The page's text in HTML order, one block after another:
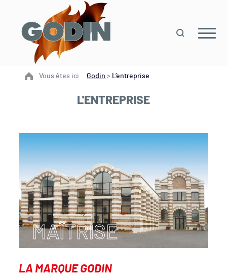
Vous êtes ici Godin > L’entreprise
L'ENTREPRISE
MAÎTRISE
LA MARQUE GODIN